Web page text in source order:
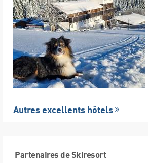
Autres excellents hôtels
Partenaires de Skiresort